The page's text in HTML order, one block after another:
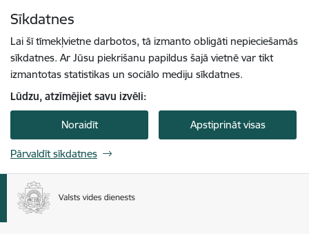
Sīkdatnes
Lai šī tīmekļvietne darbotos, tā izmanto obligāti nepieciešamās
sīkdatnes. Ar Jūsu piekrišanu papildus šajā vietnē var tikt
izmantotas statistikas un sociālo mediju sīkdatnes.
Lūdzu, atzīmējiet savu izvēli:
Noraidīt Apstiprināt visas
Pārvaldīt sīkdatnes